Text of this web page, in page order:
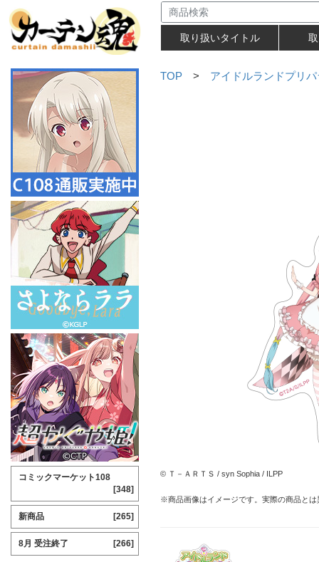
取り扱いタイトル
TOP > アイドルランドプリパ
© Ｔ－ＡＲＴＳ / syn Sophia / ILPP
※商品画像はイメージです。実際の商品と
コミックマーケット108
[348]
新商品 [265]
8月 受注終了 [266]